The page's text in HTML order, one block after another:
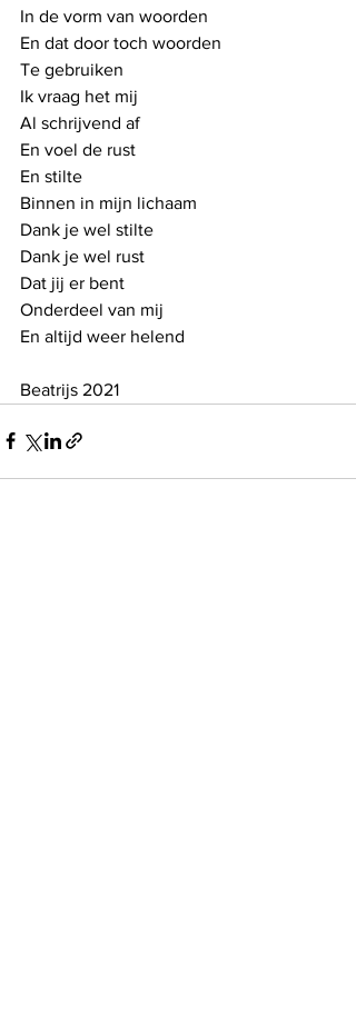
In de vorm van woorden
En dat door toch woorden
Te gebruiken
Ik vraag het mij
Al schrijvend af
En voel de rust
En stilte
Binnen in mijn lichaam
Dank je wel stilte
Dank je wel rust
Dat jij er bent
Onderdeel van mij
En altijd weer helend
Beatrijs 2021